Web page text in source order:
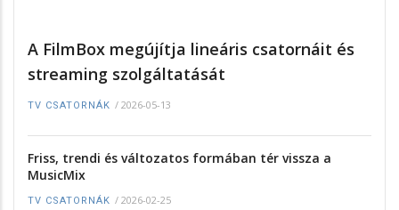
A FilmBox megújítja lineáris csatornáit és
streaming szolgáltatását
TV CSATORNÁK / 2026-05-13
Friss, trendi és változatos formában tér vissza a
MusicMix
TV CSATORNÁK / 2026-02-25